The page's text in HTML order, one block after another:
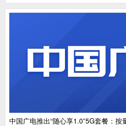
中国广电推出“随心享1.0”5G套餐：